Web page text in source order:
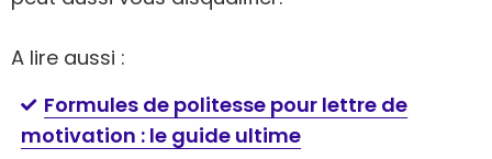
A lire aussi :
Formules de politesse pour lettre de
motivation : le guide ultime